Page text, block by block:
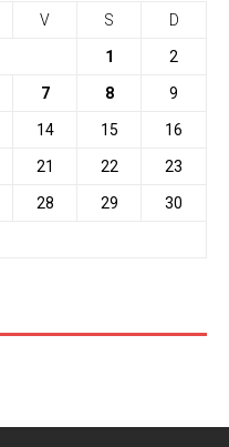
V S D
1 2
7 8 9
14 15 16
21 22 23
28 29 30